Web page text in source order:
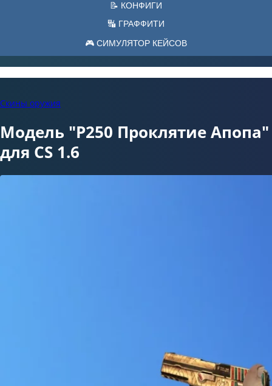
📝 КОНФИГИ
🔣 ГРАФФИТИ
🎮 СИМУЛЯТОР КЕЙСОВ
Скины оружия
Модель "P250 Проклятие Апопа"
для CS 1.6